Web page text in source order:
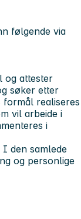
følgende via
og attester
søker etter
formål realiseres
vil arbeide i
i
den samlede
og personlige